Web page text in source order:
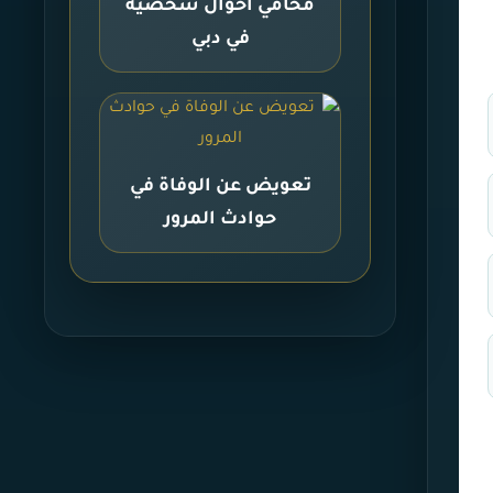
محامي أحوال شخصية
في دبي
تعويض عن الوفاة في
حوادث المرور